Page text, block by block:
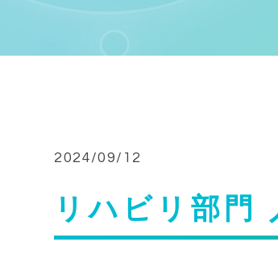
2024/09/12
リハビリ部門